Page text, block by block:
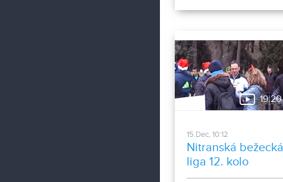
19:20
15.Dec, 10:12
Nitranská bežecká
liga 12. kolo